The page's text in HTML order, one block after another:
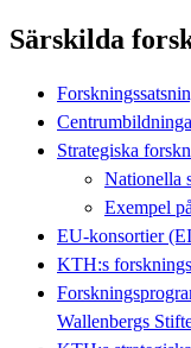
Särskilda
Strategiska
Nationella
Exempel
EU-konsortier
KTH:s
Wallenbergs